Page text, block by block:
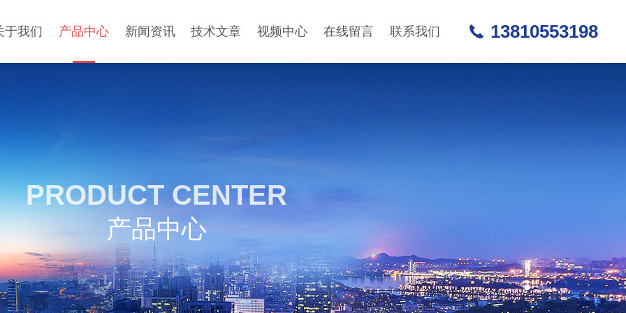
于我们 产品中心 新闻资讯 技术文章 视频中心 在线留言 联系我们 13810553198
PRODUCT CENTER
产品中心